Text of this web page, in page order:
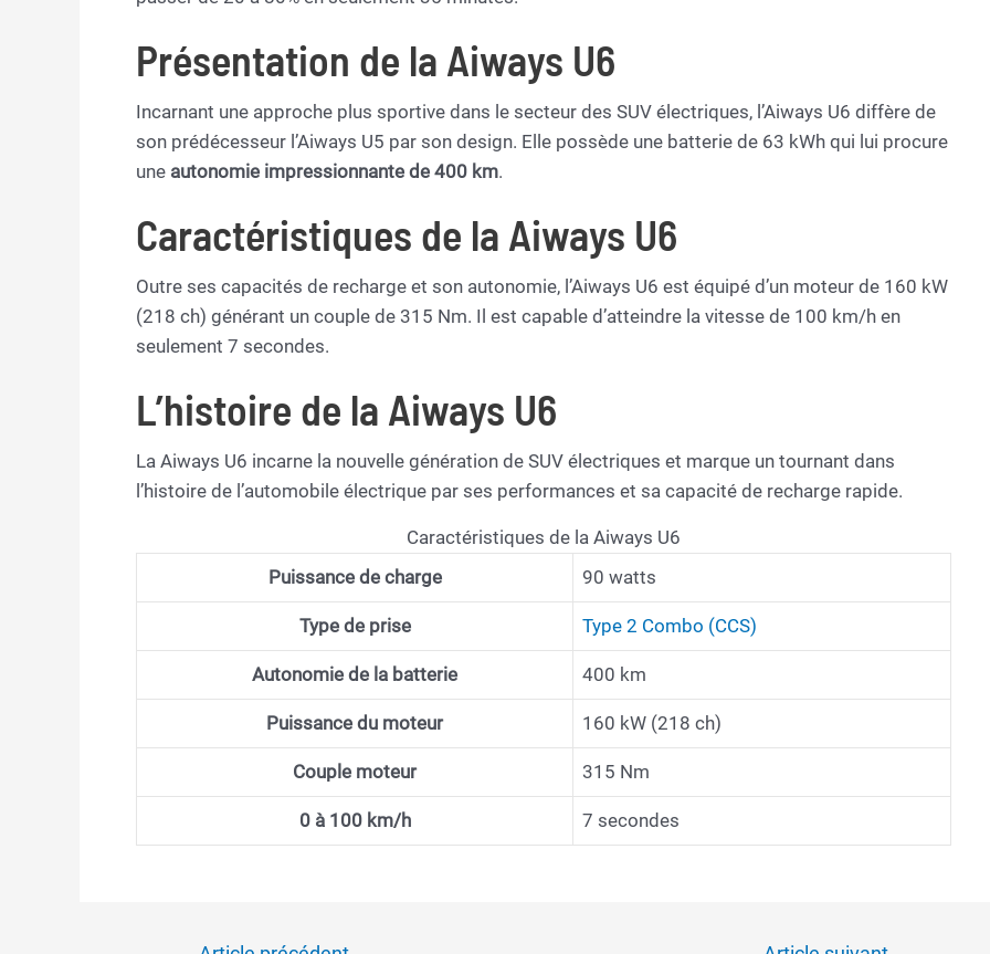
Présentation de la Aiways U6
Incarnant une approche plus sportive dans le secteur des SUV électriques, l’Aiways U6 diffère de
son prédécesseur l’Aiways U5 par son design. Elle possède une batterie de 63 kWh qui lui procure
une autonomie impressionnante de 400 km.
Caractéristiques de la Aiways U6
Outre ses capacités de recharge et son autonomie, l’Aiways U6 est équipé d’un moteur de 160 kW
(218 ch) générant un couple de 315 Nm. Il est capable d’atteindre la vitesse de 100 km/h en
seulement 7 secondes.
L’histoire de la Aiways U6
La Aiways U6 incarne la nouvelle génération de SUV électriques et marque un tournant dans
l’histoire de l’automobile électrique par ses performances et sa capacité de recharge rapide.
Caractéristiques de la Aiways U6
Puissance de charge
90 watts
Type de prise Type 2 Combo (CCS)
Autonomie de la batterie 400 km
Puissance du moteur 160 kW (218 ch)
Couple moteur 315 Nm
0 à 100 km/h 7 secondes